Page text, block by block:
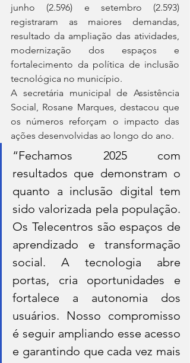
junho (2.596) e setembro (2.593)
registraram as maiores demandas,
resultado da ampliação das atividades,
modernização dos espaços e
fortalecimento da política de inclusão
tecnológica no município.
A secretária municipal de Assistência
Social, Rosane Marques, destacou que
os números reforçam o impacto das
ações desenvolvidas ao longo do ano.
“Fechamos 2025 com
resultados que demonstram o
quanto a inclusão digital tem
sido valorizada pela população.
Os Telecentros são espaços de
aprendizado e transformação
social. A tecnologia abre
portas, cria oportunidades e
fortalece a autonomia dos
usuários. Nosso compromisso
é seguir ampliando esse acesso
e garantindo que cada vez mais